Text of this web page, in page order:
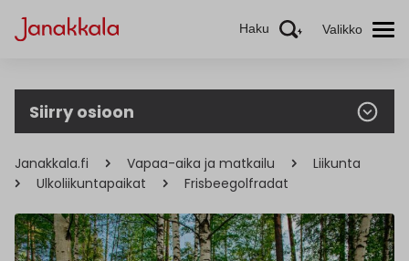
Haku Valikko
Siirry osioon
Janakkala.fi Vapaa-aika ja matkailu
Liikunta
Ulkoliikuntapaikat
Frisbeegolfradat